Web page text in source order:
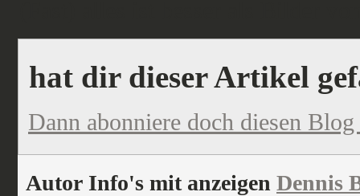
hat dir dieser Artikel
Dann abonniere doch diesen
Autor Info's mit anzeigen Dennis